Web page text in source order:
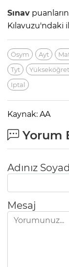
Sınav
Kılavuzu'ndaki
Ösym Ayt
Tyt
Iptal
Kaynak: AA
Yorum
Adınız
Mesaj